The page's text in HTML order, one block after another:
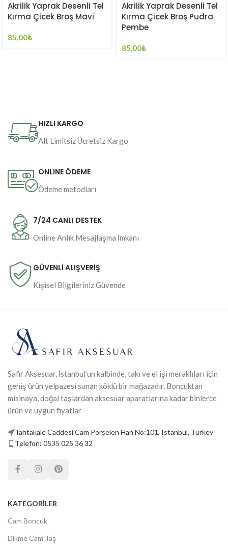
Akrilik Yaprak Desenli Tel
Kırma Çicek Broş Mavi
85,00₺
Akrilik Yaprak Desenli Tel
Kırma Çicek Broş Pudra
Pembe
85,00₺
HIZLI KARGO
Alt Limitsiz Ücretsiz Kargo
ONLINE ÖDEME
Ödeme metodları
7/24 CANLI DESTEK
Online Anlık Mesajlaşma İmkanı
GÜVENLİ ALIŞVERİŞ
Kişisel Bilgileriniz Güvende
Safir Aksesuar, İstanbul’un kalbinde, takı ve el işi meraklıları için
geniş ürün yelpazesi sunan köklü bir mağazadır. Boncuktan
misinaya, doğal taşlardan aksesuar aparatlarına kadar binlerce
ürün ve uygun fiyatlar
Tahtakale Caddesi Cam Porselen Han No:101, Istanbul, Turkey
Telefon: 0535 025 36 32
KATEGORILER
Cam Boncuk
Dikme Cam Taş